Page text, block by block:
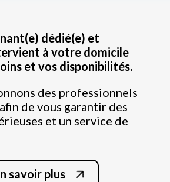
dédié(e) et
à votre domicile
et vos disponibilités.
des professionnels
de vous garantir des
et un service de
savoir plus